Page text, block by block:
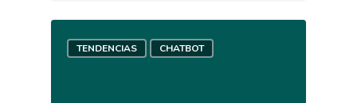
TENDENCIAS CHATBOT